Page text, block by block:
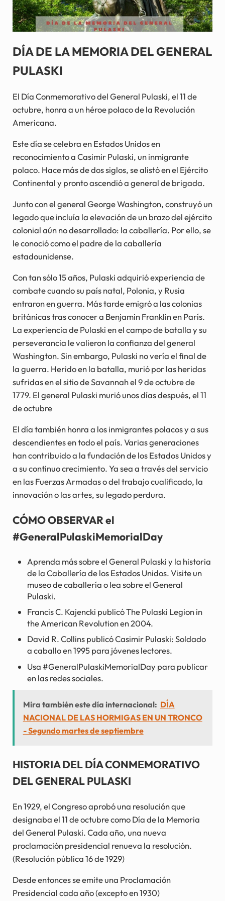
DÍA DE LA MEMORIA DEL GENERAL
PULASKI
El Día Conmemorativo del General Pulaski, el 11 de
octubre, honra a un héroe polaco de la Revolución
Americana.
Este día se celebra en Estados Unidos en
reconocimiento a Casimir Pulaski, un inmigrante
polaco. Hace más de dos siglos, se alistó en el Ejército
Continental y pronto ascendió a general de brigada.
Junto con el general George Washington, construyó un
legado que incluía la elevación de un brazo del ejército
colonial aún no desarrollado: la caballería. Por ello, se
le conoció como el padre de la caballería
estadounidense.
Con tan sólo 15 años, Pulaski adquirió experiencia de
combate cuando su país natal, Polonia, y Rusia
entraron en guerra. Más tarde emigró a las colonias
británicas tras conocer a Benjamin Franklin en París.
La experiencia de Pulaski en el campo de batalla y su
perseverancia le valieron la confianza del general
Washington. Sin embargo, Pulaski no vería el final de
la guerra. Herido en la batalla, murió por las heridas
sufridas en el sitio de Savannah el 9 de octubre de
1779. El general Pulaski murió unos días después, el 11
de octubre
El día también honra a los inmigrantes polacos y a sus
descendientes en todo el país. Varias generaciones
han contribuido a la fundación de los Estados Unidos y
a su continuo crecimiento. Ya sea a través del servicio
en las Fuerzas Armadas o del trabajo cualificado, la
innovación o las artes, su legado perdura.
CÓMO OBSERVAR el
#GeneralPulaskiMemorialDay
Aprenda más sobre el General Pulaski y la historia
de la Caballería de los Estados Unidos. Visite un
museo de caballería o lea sobre el General
Pulaski.
Francis C. Kajencki publicó The Pulaski Legion in
the American Revolution en 2004.
David R. Collins publicó Casimir Pulaski: Soldado
a caballo en 1995 para jóvenes lectores.
Usa #GeneralPulaskiMemorialDay para publicar
en las redes sociales.
Mira también este día internacional: DÍA
NACIONAL DE LAS HORMIGAS EN UN TRONCO
- Segundo martes de septiembre
HISTORIA DEL DÍA CONMEMORATIVO
DEL GENERAL PULASKI
En 1929, el Congreso aprobó una resolución que
designaba el 11 de octubre como Día de la Memoria
del General Pulaski. Cada año, una nueva
proclamación presidencial renueva la resolución.
(Resolución pública 16 de 1929)
Desde entonces se emite una Proclamación
Presidencial cada año (excepto en 1930)